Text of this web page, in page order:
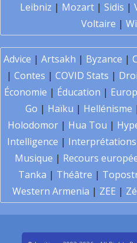
Leibniz | Mozart | Sidis |
Voltaire |
Advice | Artsakh | Byzance |
| Contes | COVID Stats |
Économie | Éducation |
Go | Haïku | Hellénisme |
Holodomor | Hua Tou |
Intelligence | Interprétations
Musique | Recours
Tanka | Théâtre |
Western Armenia | ZEE |